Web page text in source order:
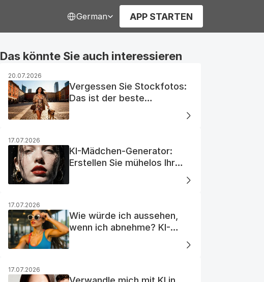
German APP STARTEN
Das könnte Sie auch interessieren
20.07.2026
Vergessen Sie Stockfotos:
Das ist der beste
kostenlose KI-Foto-
Generator
17.07.2026
KI-Mädchen-Generator:
Erstellen Sie mühelos Ihr
17.07.2026
Wie würde ich aussehen,
wenn ich abnehme? KI-
Visualisierung
17.07.2026